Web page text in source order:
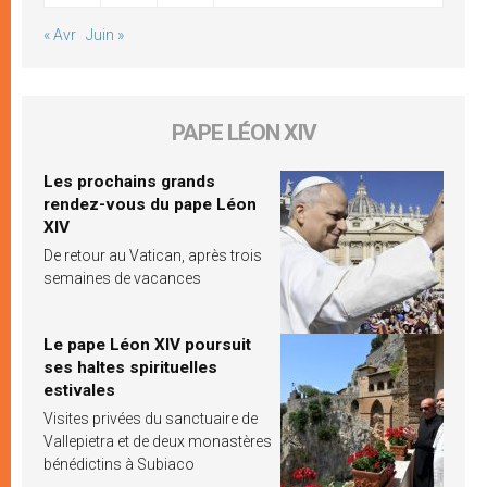
« Avr Juin »
PAPE LÉON XIV
Les prochains grands
rendez-vous du pape Léon
XIV
De retour au Vatican, après trois
semaines de vacances
Le pape Léon XIV poursuit
ses haltes spirituelles
estivales
Visites privées du sanctuaire de
Vallepietra et de deux monastères
bénédictins à Subiaco